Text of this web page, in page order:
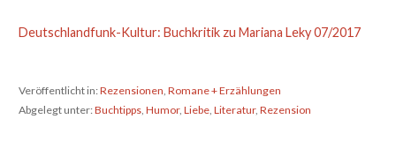
Deutschlandfunk-Kultur: Buchkritik zu Mariana Leky 07/2017
Veröffentlicht in:Rezensionen, Romane + Erzählungen
Abgelegt unter:Buchtipps, Humor, Liebe, Literatur, Rezension